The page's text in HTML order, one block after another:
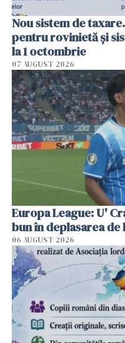
Nou sistem de
pentru rovinietă şi
la 1 octombrie
07 AUGUST 2026
Europa League: U'
bun în deplasarea de
06 AUGUST 2026